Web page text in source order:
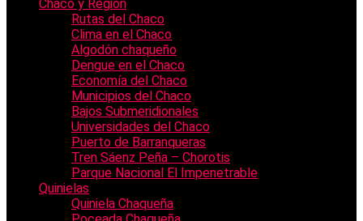
Chaco y Región
Rutas del Chaco
Clima en el Chaco
Algodón chaqueño
Dengue en el Chaco
Economía del Chaco
Municipios del Chaco
Bajos Submeridionales
Universidades del Chaco
Puerto de Barranqueras
Tren Sáenz Peña – Chorotis
Parque Nacional El Impenetrable
Quinielas
Quiniela Chaqueña